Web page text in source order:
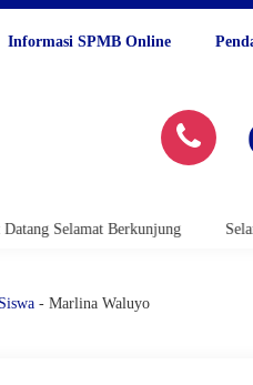
Informasi SPMB Online
Selamat Berkunjung
Siswa- Marlina Waluyo